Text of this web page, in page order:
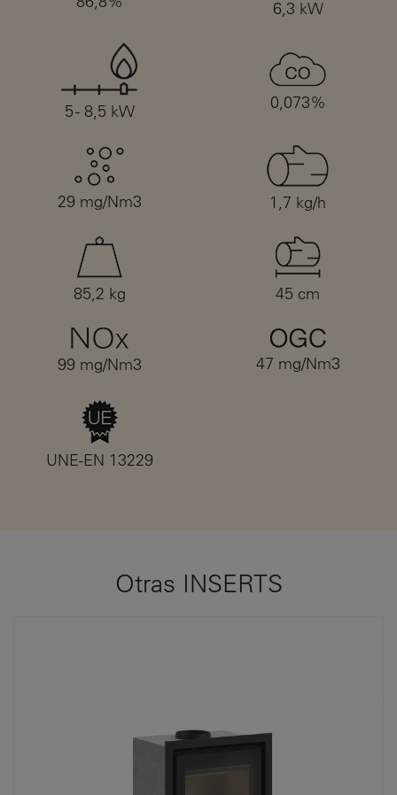
6,3 kW
5 - 8,5 kW 0,073%
29 mg/Nm3 1,7 kg/h
85,2 kg 45 cm
99 mg/Nm3 47 mg/Nm3
UNE-EN 13229
Otras INSERTS